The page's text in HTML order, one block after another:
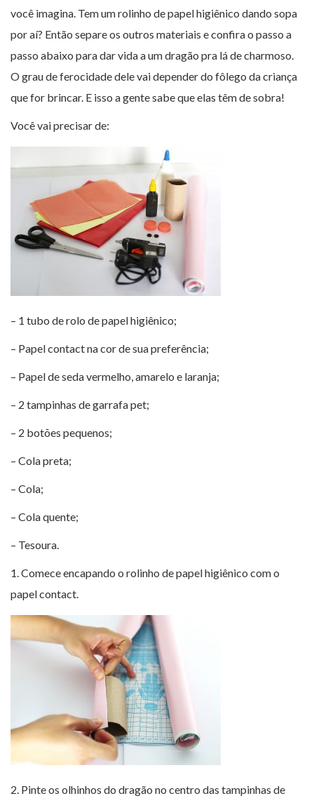
você imagina. Tem um rolinho de papel higiênico dando sopa
por aí? Então separe os outros materiais e confira o passo a
passo abaixo para dar vida a um dragão pra lá de charmoso.
O grau de ferocidade dele vai depender do fôlego da criança
que for brincar. E isso a gente sabe que elas têm de sobra!
Você vai precisar de:
– 1 tubo de rolo de papel higiênico;
– Papel contact na cor de sua preferência;
– Papel de seda vermelho, amarelo e laranja;
– 2 tampinhas de garrafa pet;
– 2 botões pequenos;
– Cola preta;
– Cola;
– Cola quente;
– Tesoura.
1. Comece encapando o rolinho de papel higiênico com o
papel contact.
2. Pinte os olhinhos do dragão no centro das tampinhas de